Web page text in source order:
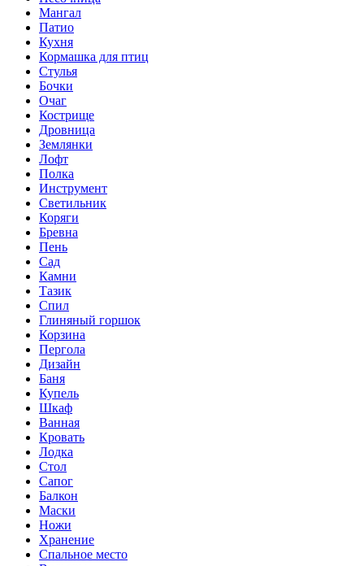
Мангал
Патио
Кухня
Кормашка для птиц
Стулья
Бочки
Очаг
Кострище
Дровница
Землянки
Лофт
Полка
Инструмент
Светильник
Коряги
Бревна
Пень
Сад
Камни
Тазик
Спил
Глиняный горшок
Корзина
Пергола
Дизайн
Баня
Купель
Шкаф
Ванная
Кровать
Лодка
Стол
Сапог
Балкон
Маски
Ножи
Хранение
Спальное место